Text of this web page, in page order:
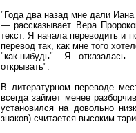
"Года два назад мне дали Иана
— рассказывает Вера
текст. Я начала переводить и
перевод так, как мне того
"как-нибудь". Я
открывать".
В литературном переводе
всегда займет менее
установился на довольно
знаков) считается высоким